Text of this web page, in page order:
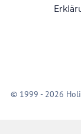
© 1999 - 2026